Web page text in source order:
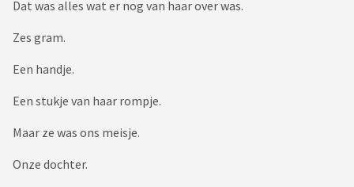
Dat was alles wat er nog van haar over was.
Zes gram.
Een handje.
Een stukje van haar rompje.
Maar ze was ons meisje.
Onze dochter.